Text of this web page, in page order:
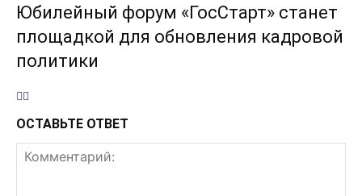
Юбилейный форум «ГосСтарт» станет
площадкой для обновления кадровой
политики
ОСТАВЬТЕ ОТВЕТ